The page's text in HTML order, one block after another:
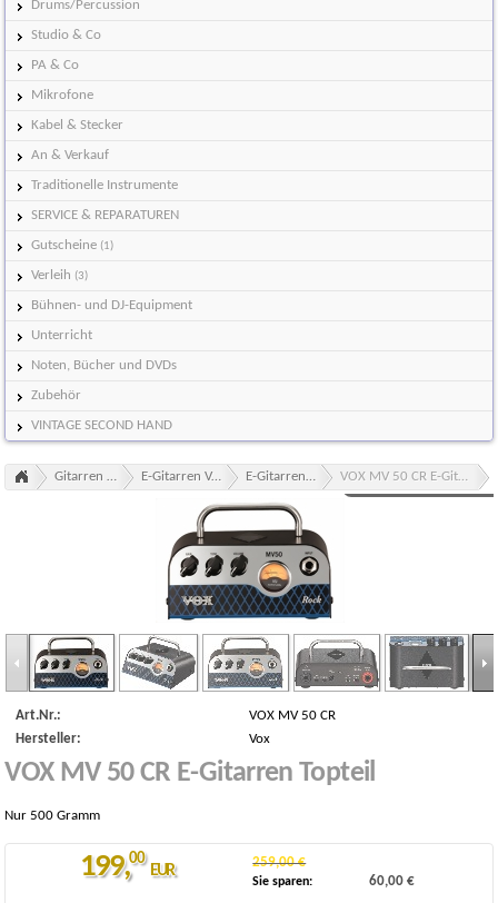
Drums/Percussion
Studio & Co
PA & Co
Mikrofone
Kabel & Stecker
An & Verkauf
Traditionelle Instrumente
SERVICE & REPARATUREN
Gutscheine (1)
Verleih (3)
Bühnen- und DJ-Equipment
Unterricht
Noten, Bücher und DVDs
Zubehör
VINTAGE SECOND HAND
Gitarren & Bässe E-Gitarren Verstärker E-Gitarren Topteile VOX MV 50 CR E-Gitarren Topteil
Art.Nr.:
VOX MV 50 CR
Hersteller:
Vox
VOX MV 50 CR E-Gitarren Topteil
Nur 500 Gramm
199,00
EUR 259,00 €
Sie sparen: 60,00 €